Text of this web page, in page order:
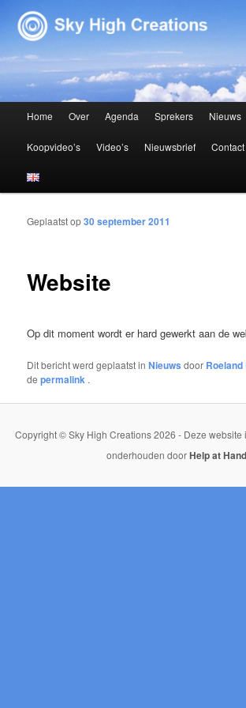
Sky High Creations
Spring naar de primaire inhoud
Spring naar de secundaire inhoud
Home Over Agenda Sprekers Nieuws
Koopvideo’s Video’s Nieuwsbrief Contact
Bericht navigatie
Website
Geplaatst op30 september 2011
Op dit moment wordt er hard gewerkt aan de
Dit bericht werd geplaatst inNieuws door
depermalink .
Copyright © Sky High Creations 2026 - Deze website
onderhouden doorHelp at Hand